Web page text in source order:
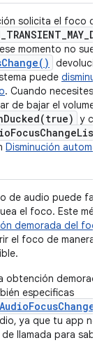
solicita el foco
_TRANSIENT_MAY_
momento no
Change( )
puede disminuir
. Cuando necesites
de bajar el
true) y
FocusChange
Disminución
de audio puede
el foco. Este
demorada del foco
el foco de manera
obtención
especificas
ya que tu app
llamada para